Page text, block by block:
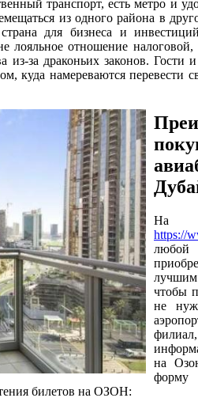
транспорт, есть метро и
из одного района в
для бизнеса и
лояльное отношение
из-за драконьих законов. Гости
куда намереваются перевести
https://
любой
чтобы
не
на
билетов на ОЗОН: